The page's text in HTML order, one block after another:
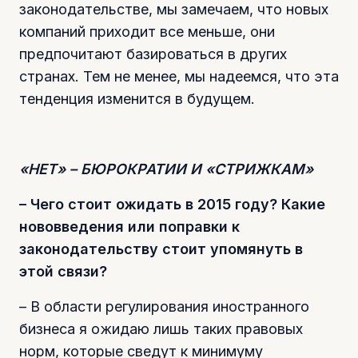
законодательстве, мы замечаем, что новых
компаний приходит все меньше, они
предпочитают базироваться в других
странах. Тем не менее, мы надеемся, что эта
тенденция изменится в будущем.
«НЕТ» – БЮРОКРАТИИ И «СТРИЖКАМ»
– Чего стоит ожидать в 2015 году? Какие
нововведения или поправки к
законодательству стоит упомянуть в
этой связи?
– В области регулирования иностранного
бизнеса я ожидаю лишь таких правовых
норм, которые сведут к минимуму